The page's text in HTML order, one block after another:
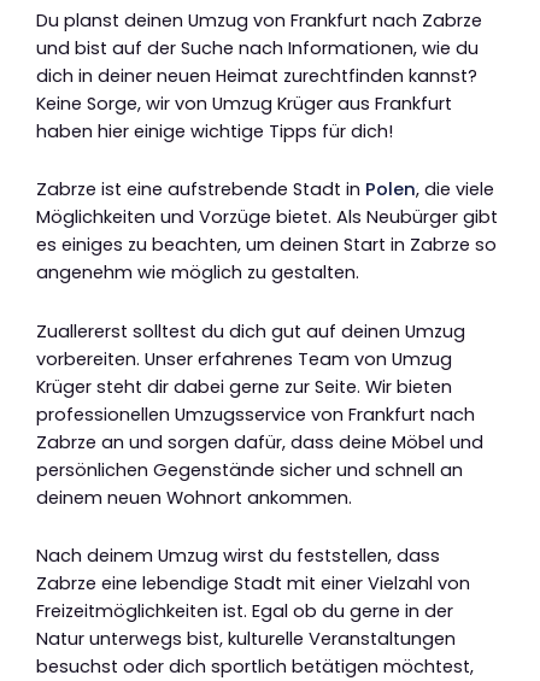
Du planst deinen Umzug von Frankfurt nach Zabrze
und bist auf der Suche nach Informationen, wie du
dich in deiner neuen Heimat zurechtfinden kannst?
Keine Sorge, wir von Umzug Krüger aus Frankfurt
haben hier einige wichtige Tipps für dich!
Zabrze ist eine aufstrebende Stadt in Polen, die viele
Möglichkeiten und Vorzüge bietet. Als Neubürger gibt
es einiges zu beachten, um deinen Start in Zabrze so
angenehm wie möglich zu gestalten.
Zuallererst solltest du dich gut auf deinen Umzug
vorbereiten. Unser erfahrenes Team von Umzug
Krüger steht dir dabei gerne zur Seite. Wir bieten
professionellen Umzugsservice von Frankfurt nach
Zabrze an und sorgen dafür, dass deine Möbel und
persönlichen Gegenstände sicher und schnell an
deinem neuen Wohnort ankommen.
Nach deinem Umzug wirst du feststellen, dass
Zabrze eine lebendige Stadt mit einer Vielzahl von
Freizeitmöglichkeiten ist. Egal ob du gerne in der
Natur unterwegs bist, kulturelle Veranstaltungen
besuchst oder dich sportlich betätigen möchtest,